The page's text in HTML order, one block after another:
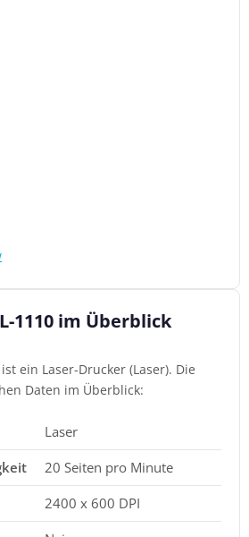
1110 im Überblick
ein Laser-Drucker (Laser). Die
Daten im Überblick:
Laser
20 Seiten pro Minute
2400 x 600 DPI